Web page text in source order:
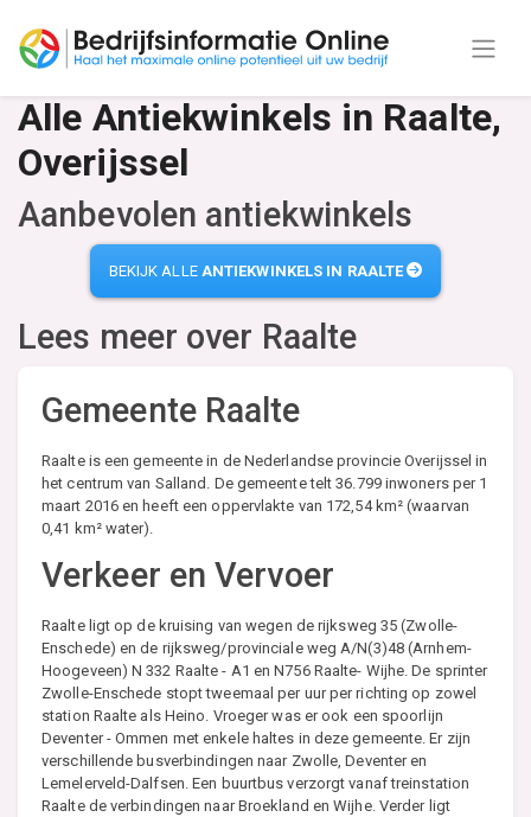
Alle Antiekwinkels in Raalte,
Overijssel
Aanbevolen antiekwinkels
BEKIJK ALLE ANTIEKWINKELS IN RAALTE
Lees meer over Raalte
Gemeente Raalte
Raalte is een gemeente in de Nederlandse provincie Overijssel in
het centrum van Salland. De gemeente telt 36.799 inwoners per 1
maart 2016 en heeft een oppervlakte van 172,54 km² (waarvan
0,41 km² water).
Verkeer en Vervoer
Raalte ligt op de kruising van wegen de rijksweg 35 (Zwolle-
Enschede) en de rijksweg/provinciale weg A/N(3)48 (Arnhem-
Hoogeveen) N 332 Raalte - A1 en N756 Raalte- Wijhe. De sprinter
Zwolle-Enschede stopt tweemaal per uur per richting op zowel
station Raalte als Heino. Vroeger was er ook een spoorlijn
Deventer - Ommen met enkele haltes in deze gemeente. Er zijn
verschillende busverbindingen naar Zwolle, Deventer en
Lemelerveld-Dalfsen. Een buurtbus verzorgt vanaf treinstation
Raalte de verbindingen naar Broekland en Wijhe. Verder ligt